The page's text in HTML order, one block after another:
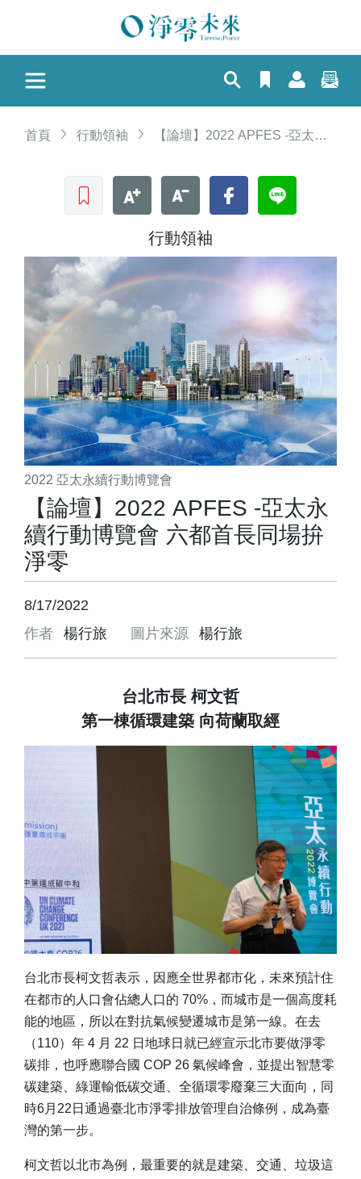
首頁 行動領袖 【論壇】2022 APFES -亞太永續行動博覽會 六都首長同場拚淨零
收藏文章 文字加大 文字縮小 Facebook
行動領袖
2022 亞太永續行動博覽會
【論壇】2022 APFES -亞太永
續行動博覽會 六都首長同場拚
淨零
8/17/2022
作者
楊行旅 圖片來源 楊行旅
台北市長 柯文哲
第一棟循環建築 向荷蘭取經
台北市長柯文哲表示，因應全世界都市化，未來預計住
在都市的人口會佔總人口的 70%，而城市是一個高度耗
能的地區，所以在對抗氣候變遷城市是第一線。在去
（110）年 4 月 22 日地球日就已經宣示北市要做淨零
碳排，也呼應聯合國 COP 26 氣候峰會，並提出智慧零
碳建築、綠運輸低碳交通、全循環零廢棄三大面向，同
時6月22日通過臺北市淨零排放管理自治條例，成為臺
灣的第一步。
柯文哲以北市為例，最重要的就是建築、交通、垃圾這